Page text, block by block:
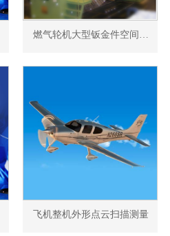
飞机整机外形点云扫描测量